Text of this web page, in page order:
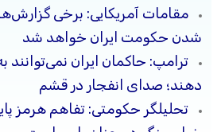
مقامات آمریکایی: برخی
شدن حکومت ایران خواهد شد
ترامپ: حاکمان ایران نمی‌توانند
دهند؛ صدای انفجار در قشم
تحلیلگر حکومتی: تفاهم هرمز